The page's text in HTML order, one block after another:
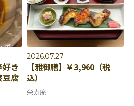
好き
豆腐
2026.07.27
【雅御膳】￥3,960（税
込）
栄寿庵